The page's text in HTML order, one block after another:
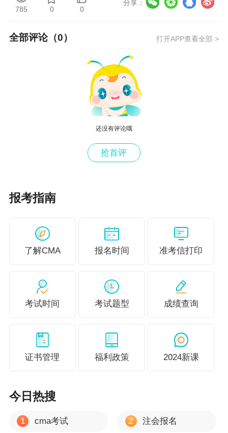
分析
盈余质量的分析
资本资产定价模型
股票定价——固定增长模型
衍生金融工具的应用：远期合约、期
股票股息&股票分割
汇率的影响因素
保本点、安全边际的计算
特殊订单决策
开门或关门决策
需求的价格弹性分析
风险类型的判断
785 0 0
分享：
全部评论（0） 打开APP查看全部 >
还没有评论哦
抢首评
报考指南
了解CMA 报名时间 准考信打印
考试时间 考试题型 成绩查询
证书管理 福利政策 2024新课
今日热搜
1 cma考试 2 注会报名